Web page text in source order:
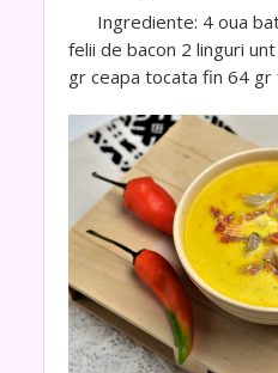
Ingrediente: 4 oua
felii de bacon 2 linguri
gr ceapa tocata fin 64 gr